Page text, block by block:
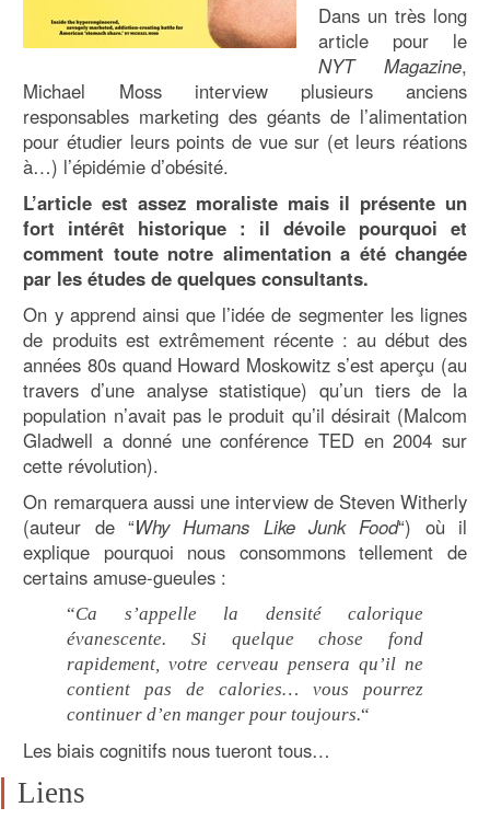
Dans un très long
article pour le
NYT Magazine,
Michael Moss interview plusieurs anciens
responsables marketing des géants de l’alimentation
pour étudier leurs points de vue sur (et leurs réations
à…) l’épidémie d’obésité.
L’article est assez moraliste mais il présente un
fort intérêt historique : il dévoile pourquoi et
comment toute notre alimentation a été changée
par les études de quelques consultants.
On y apprend ainsi que l’idée de segmenter les lignes
de produits est extrêmement récente : au début des
années 80s quand Howard Moskowitz s’est aperçu (au
travers d’une analyse statistique) qu’un tiers de la
population n’avait pas le produit qu’il désirait (Malcom
Gladwell a donné une conférence TED en 2004 sur
cette révolution).
On remarquera aussi une interview de Steven Witherly
(auteur de “Why Humans Like Junk Food“) où il
explique pourquoi nous consommons tellement de
certains amuse-gueules :
“Ca s’appelle la densité calorique
évanescente. Si quelque chose fond
rapidement, votrecerveau pensera qu’il ne
contient pas de calories… vous pourrez
continuer d’en manger pour toujours.“
Les biais cognitifs nous tueront tous…
Liens